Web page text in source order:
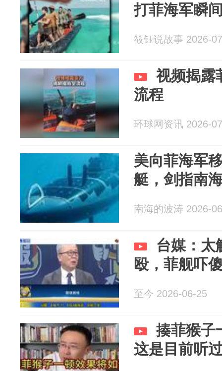
打菲海军瞬
筱钰说故事 2026-
视频揭露
流程
环球网资讯 2026-
美向菲海军
艇，剑指南
南海的波涛 2026-
台媒：太
殴，菲舰吓
至今 2026-06-25
揍菲猴子
这是目前听